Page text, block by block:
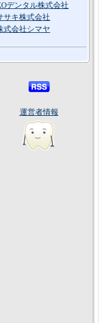
デンタル株式会社
サキ株式会社
式会社シマヤ
運営者情報